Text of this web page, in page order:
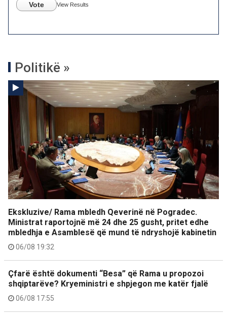
Vote View Results
Politikë »
Ekskluzive/ Rama mbledh Qeverinë në Pogradec.
Ministrat raportojnë më 24 dhe 25 gusht, pritet edhe
mbledhja e Asamblesë që mund të ndryshojë kabinetin
06/08 19:32
Çfarë është dokumenti “Besa” që Rama u propozoi
shqiptarëve? Kryeministri e shpjegon me katër fjalë
06/08 17:55